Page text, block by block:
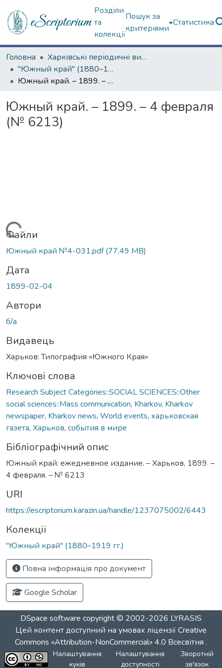
Розділи
та
колекції
Пошук за
критеріями
Статистика
Головна
Харківські періодичні видання
"Южный край" (1880–1919 гг.)
Южный край. – 1899. – 4 февраля (№ 6213)
Южный край. – 1899. – 4 февраля
(№ 6213)
Вантажиться...
Файли
Южный край №4-031.pdf(77,49 MB)
Дата
1899-02-04
Автори
б/а
Видавець
Харьков: Типография «Южного Края»
Ключові слова
Research Subject Categories::SOCIAL SCIENCES::Other
social sciences::Mass communication, Kharkov, Kharkov
newspaper, Kharkov news, World events, харьковская
газета, Харьков, события в мире
Бібліографічний опис
Южный край: ежедневное издание. – Харьков, 1899. –
4 февраля. – № 6213
URI
https://escriptorium.karazin.ua/handle/1237075002/6443
Колекції
"Южный край" (1880–1919 гг.)
Повна інформація про документ
Google Scholar
DSpace software copyright © 2002-2026 LYRASIS
Цей контент доступний на умовах ліцензіїCreative
Commons «Attribution-NonCommercial» 4.0 Всесвітня .
Налаштування
куків
Налаштування
доступності
Зворотній
зв'язок